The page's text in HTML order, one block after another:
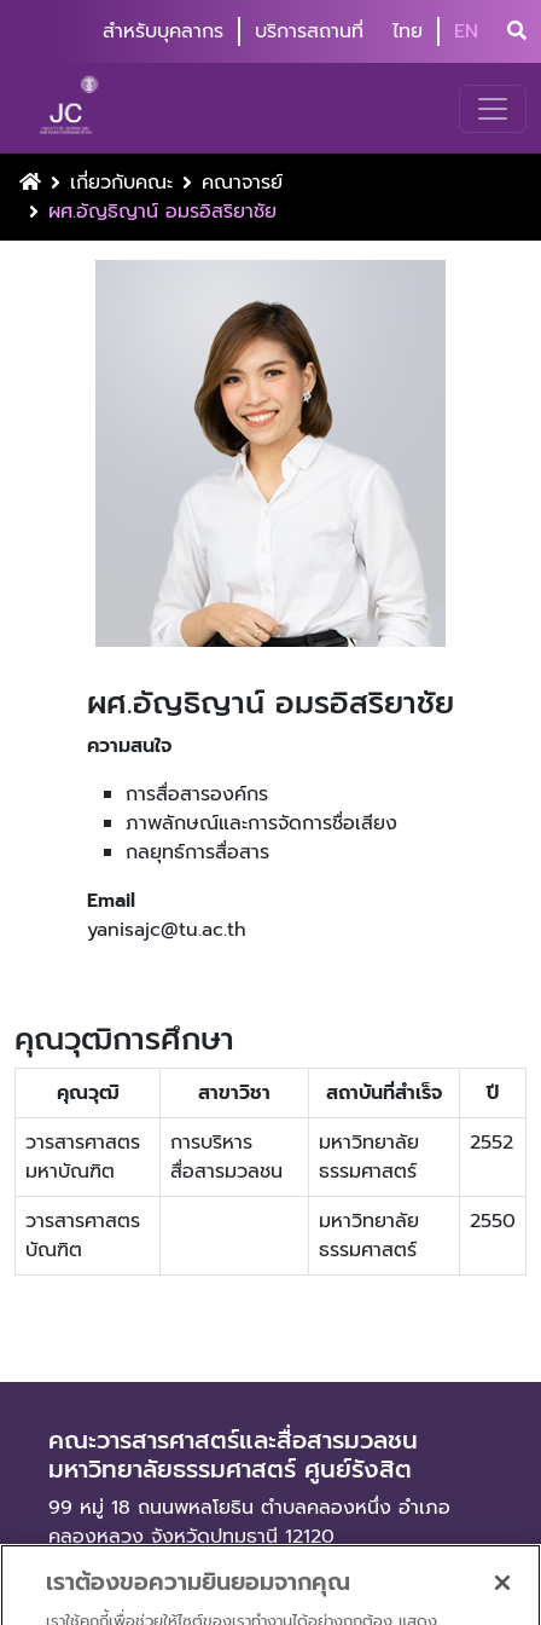
สำหรับบุคลากร บริการสถานที่ ไทย EN
เกี่ยวกับคณะ
คณาจารย์
ผศ.อัญธิญาน์ อมรอิสริยาชัย
ผศ.อัญธิญาน์ อมรอิสริยาชัย
ความสนใจ
การสื่อสารองค์กร
ภาพลักษณ์และการจัดการชื่อเสียง
กลยุทธ์การสื่อสาร
Email
yanisajc@tu.ac.th
คุณวุฒิการศึกษา
คุณวุฒิ สาขาวิชา สถาบันที่สำเร็จ
ปี
วารสารศาสตร
มหาบัณฑิต
การบริหาร
สื่อสารมวลชน
มหาวิทยาลัย
ธรรมศาสตร์
2552
วารสารศาสตร
บัณฑิต
มหาวิทยาลัย
ธรรมศาสตร์
2550
คณะวารสารศาสตร์และสื่อสารมวลชน
มหาวิทยาลัยธรรมศาสตร์ ศูนย์รังสิต
99 หมู่ 18 ถนนพหลโยธิน ตำบลคลองหนึ่ง อำเภอ
คลองหลวง จังหวัดปทุมธานี 12120
ข่าว
เราต้องขอความยินยอมจากคุณ